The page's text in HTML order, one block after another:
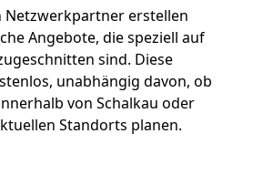
erstellen
Angebote, die speziell auf
sind. Diese
unabhängig davon, ob
von Schalkau oder
Standorts planen.